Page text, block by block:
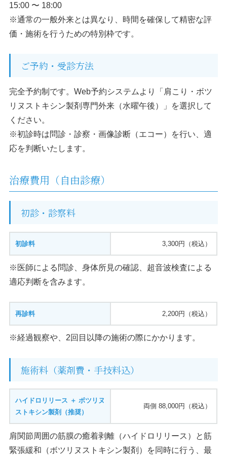
15:00 〜 18:00
※通常の一般外来とは異なり、時間を確保して精密な評
価・施術を行うための特別枠です。
ご予約・受診方法
完全予約制です。Web予約システムより「肩こり・ボツ
リヌストキシン製剤専門外来（水曜午後）」を選択して
ください。
※初診時は問診・診察・画像診断（エコー）を行い、適
応を判断いたします。
治療費用（自由診療）
初診・診察料
初診料 3,300円（税込）
※医師による問診、身体所見の確認、超音波検査による
適応判断を含みます。
再診料 2,200円（税込）
※経過観察や、2回目以降の施術の際にかかります。
施術料（薬剤費・手技料込）
ハイドロリリース ＋ ボツリヌ
ストキシン製剤（推奨）
両側 88,000円（税込）
肩関節周囲の筋膜の癒着剥離（ハイドロリリース）と筋
緊張緩和（ボツリヌストキシン製剤）を同時に行う、最